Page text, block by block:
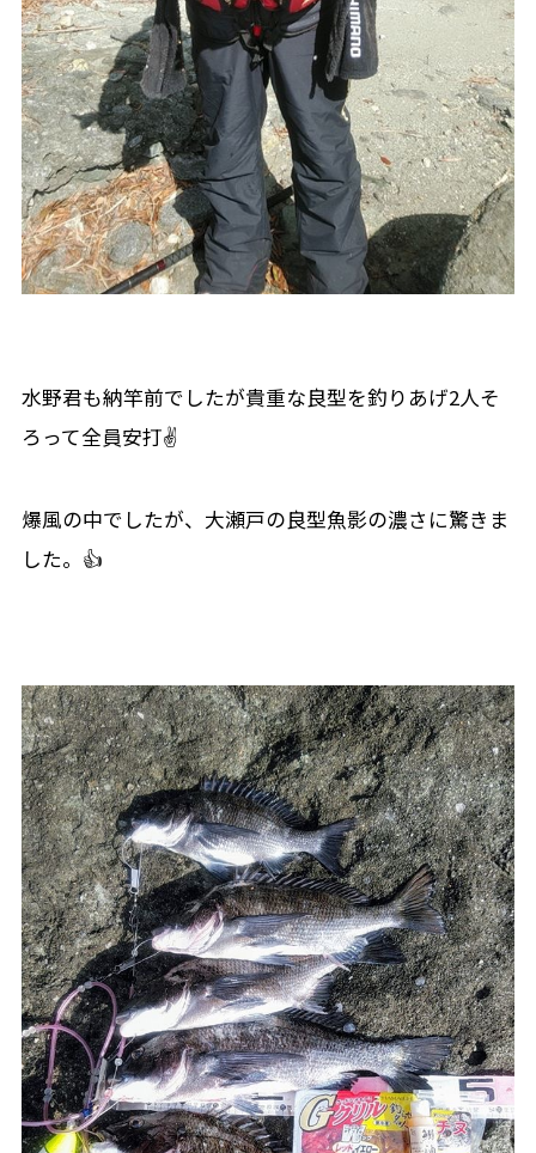
水野君も納竿前でしたが貴重な良型を釣りあげ2人そ
ろって全員安打✌
爆風の中でしたが、大瀬戸の良型魚影の濃さに驚きま
した。👍